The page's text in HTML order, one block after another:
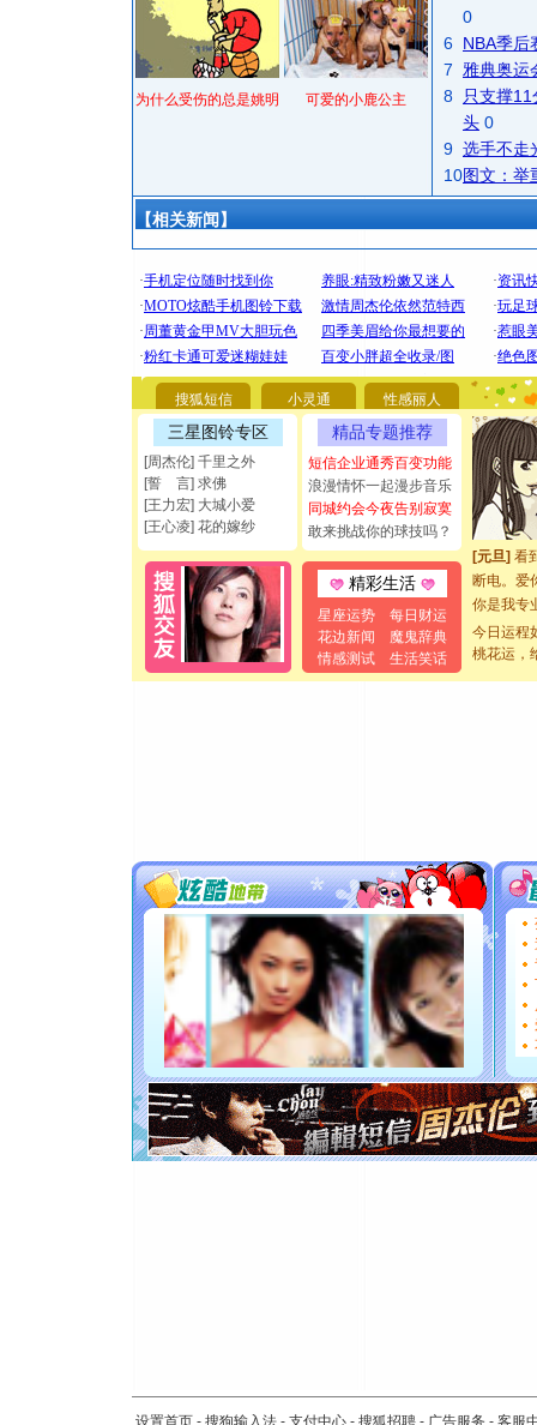
为什么受伤的总是姚明 可爱的小鹿公主
0
6 NBA季后
7
雅典奥运
8
只支撑
头 0
9 选手不走
10图文：举
【相关新闻】
搜狐短信 小灵通 性感丽人
三星图铃专区
[周杰伦] 千里之外
[誓 言] 求佛
[王力宏] 大城小爱
[王心凌] 花的嫁纱
精品专题推荐
短信企业通秀百变功能
浪漫情怀一起漫步音乐
同城约会今夜告别寂寞
敢来挑战你的球技吗？
精彩生活
星座运势
每日财运
花边新闻
魔鬼辞典
情感测试
生活笑话
[圣诞节]
你太多，
要平安
[圣诞节]
能正大光
都要快乐
[圣诞节]
如意,快
[元旦] 看
断电。爱
你是我专
起；二是
片叶子是
送你一
[圣诞节]
你太多
要平安
[圣诞节]
能正大
都要快乐
[圣诞节]
如意,快
[元旦]看
断电。爱
你是我专
片叶子是
今日运程
桃花运，
设置首页 - 搜狗输入法 - 支付中心 - 搜狐招聘 - 广告服务 - 客服